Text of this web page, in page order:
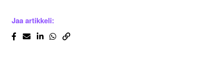
Jaa artikkeli: